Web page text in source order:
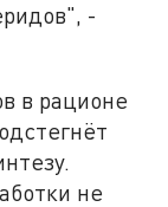
-
в рационе
не